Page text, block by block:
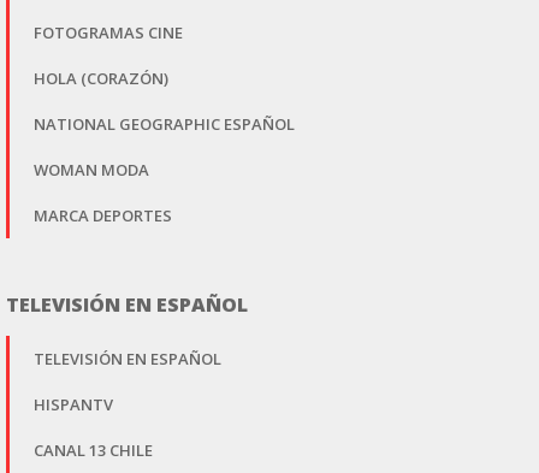
FOTOGRAMAS CINE
HOLA (CORAZÓN)
NATIONAL GEOGRAPHIC ESPAÑOL
WOMAN MODA
MARCA DEPORTES
TELEVISIÓN EN ESPAÑOL
TELEVISIÓN EN ESPAÑOL
HISPANTV
CANAL 13 CHILE